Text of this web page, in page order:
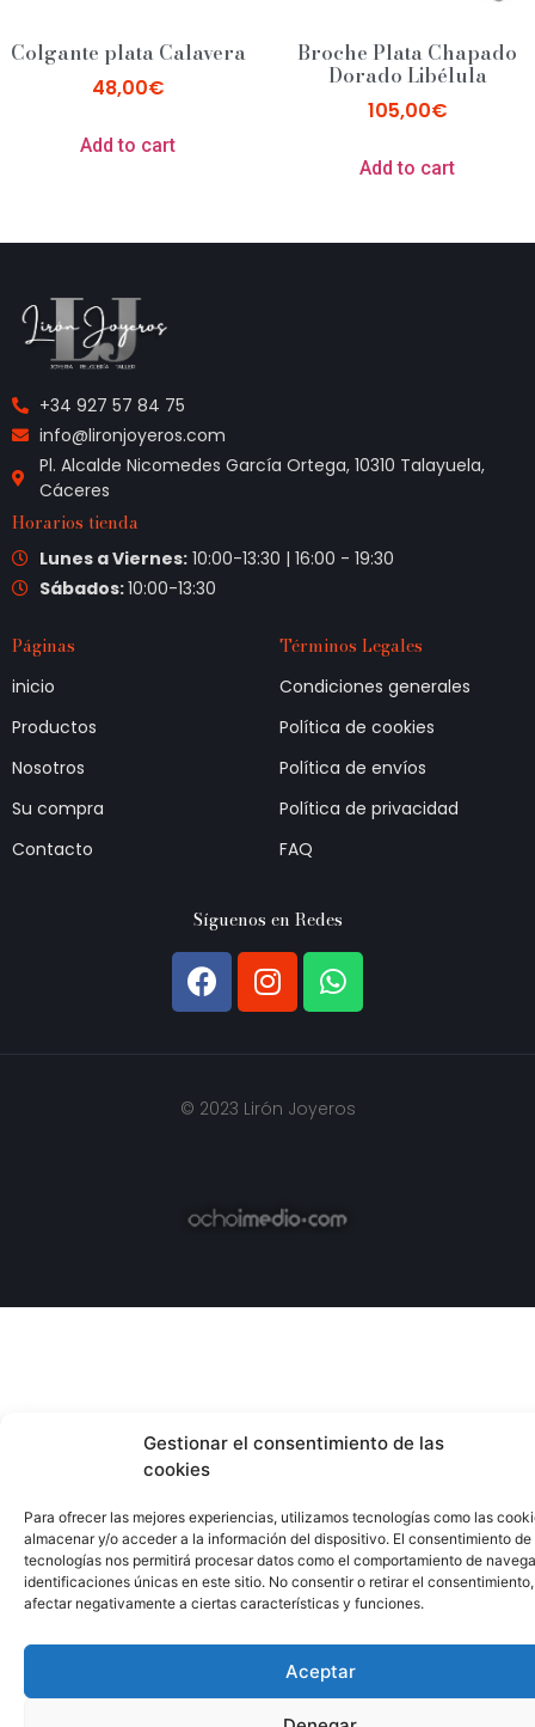
Gestionar el consentimiento de las
cookies
Para ofrecer las mejores experiencias, utilizamos tecnologías como las
almacenar y/o acceder a la información del dispositivo. El consentimiento de
tecnologías nos permitirá procesar datos como el comportamiento de
identificaciones únicas en este sitio. No consentir o retirar el
afectar negativamente a ciertas características y funciones.
Aceptar
Colgante plata Calavera
48,00€
Add to cart
Broche Plata Chapado
Dorado Libélula
105,00€
Add to cart
+34 927 57 84 75
info@lironjoyeros.com
Pl. Alcalde Nicomedes García Ortega, 10310 Talayuela,
Cáceres
Horarios tienda
Lunes a Viernes:10:00-13:30 | 16:00 - 19:30
Sábados:10:00-13:30
Páginas
inicio
Productos
Nosotros
Su compra
Contacto
Términos Legales
Condiciones generales
Política de cookies
Política de envíos
Política de privacidad
FAQ
Síguenos en Redes
© 2023 Lirón Joyeros